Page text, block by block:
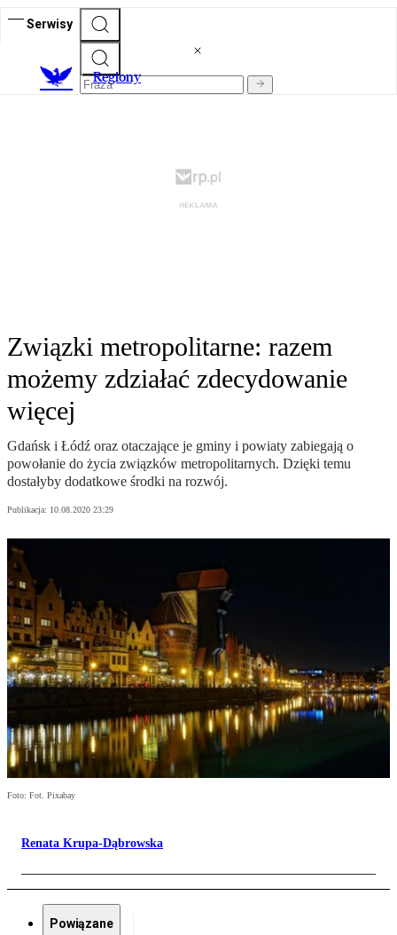
Serwisy
Regiony
Związki metropolitarne: razem
możemy zdziałać zdecydowanie
więcej
Gdańsk i Łódź oraz otaczające je gminy i powiaty zabiegają o
powołanie do życia związków metropolitarnych. Dzięki temu
dostałyby dodatkowe środki na rozwój.
Publikacja: 10.08.2020 23:29
Foto: Fot. Pixabay
Renata Krupa-Dąbrowska
Powiązane